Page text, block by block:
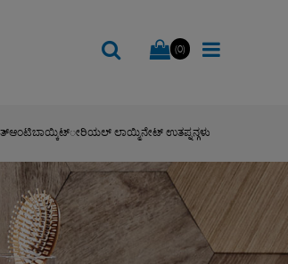
(0)
ಲಾಯ್ಮಿನೇಟ್ ಉತಪ್ನನ್ಗಳು